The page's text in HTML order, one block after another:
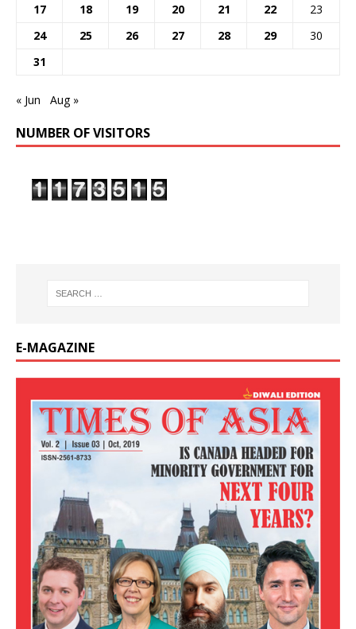
17
18 19 20 21 22
23
24
25 26 27 28 29
30
31
« Jun Aug »
NUMBER OF VISITORS
E-MAGAZINE